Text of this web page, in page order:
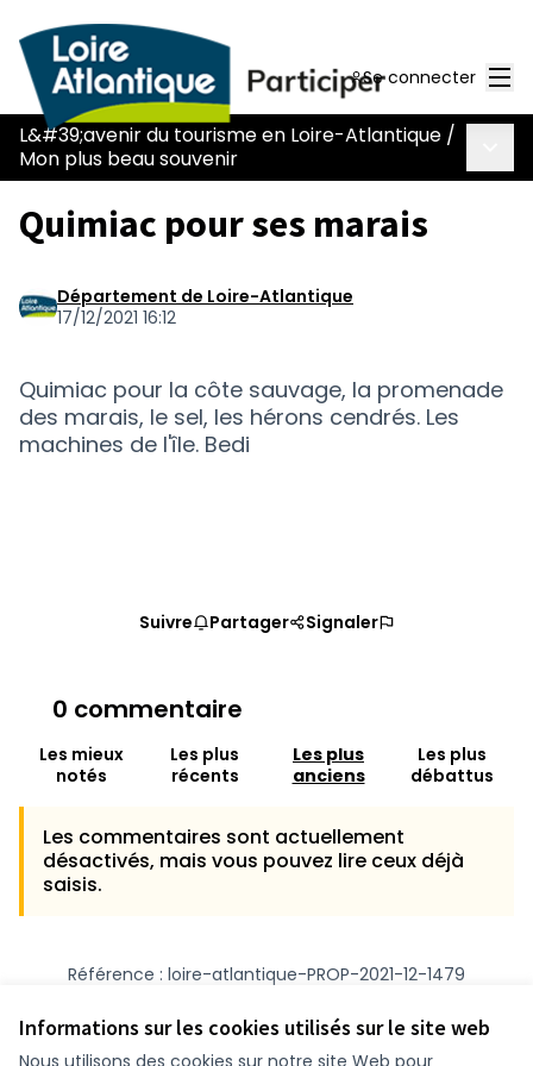
Informations sur les cookies utilisés sur le site web
Nous utilisons des cookies sur notre site Web pour
Se connecter
L&#39;avenir du tourisme en Loire-Atlantique /
Mon plus beau souvenir
Quimiac pour ses marais
Département de Loire-Atlantique
17/12/2021 16:12
Quimiac pour la côte sauvage, la promenade
des marais, le sel, les hérons cendrés. Les
machines de l'île. Bedi
Suivre Partager Signaler
0 commentaire
Les mieux
notés
Les plus
récents
Les plus
anciens
Les plus
débattus
Les commentaires sont actuellement
désactivés, mais vous pouvez lire ceux déjà
saisis.
Référence : loire-atlantique-PROP-2021-12-1479
Vérifiez l'empreinte numérique